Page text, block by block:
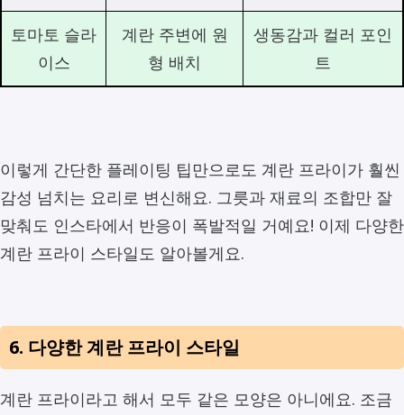
토마토 슬라
이스
계란 주변에 원
형 배치
생동감과 컬러 포인
트
이렇게 간단한 플레이팅 팁만으로도 계란 프라이가 훨씬
감성 넘치는 요리로 변신해요. 그릇과 재료의 조합만 잘
맞춰도 인스타에서 반응이 폭발적일 거예요! 이제 다양한
계란 프라이 스타일도 알아볼게요.
6. 다양한 계란 프라이 스타일
계란 프라이라고 해서 모두 같은 모양은 아니에요. 조금